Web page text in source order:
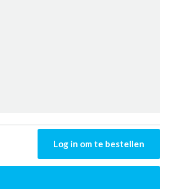
Log in om te bestellen